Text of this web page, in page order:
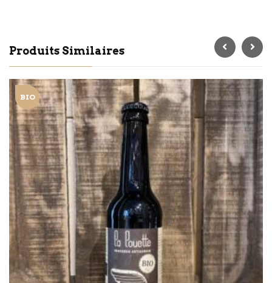
Produits Similaires
BIO